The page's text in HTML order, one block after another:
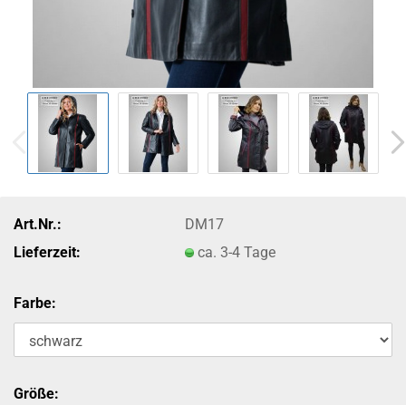
Art.Nr.:
DM17
Lieferzeit:
ca. 3-4 Tage
Farbe:
Größe: